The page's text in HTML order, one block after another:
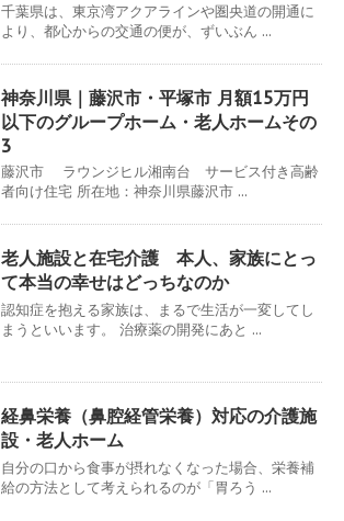
千葉県は、東京湾アクアラインや圏央道の開通に
より、都心からの交通の便が、ずいぶん ...
神奈川県｜藤沢市・平塚市 月額15万円
以下のグループホーム・老人ホームその
3
藤沢市 ラウンジヒル湘南台 サービス付き高齢
者向け住宅 所在地：神奈川県藤沢市 ...
老人施設と在宅介護 本人、家族にとっ
て本当の幸せはどっちなのか
認知症を抱える家族は、まるで生活が一変してし
まうといいます。 治療薬の開発にあと ...
経鼻栄養（鼻腔経管栄養）対応の介護施
設・老人ホーム
自分の口から食事が摂れなくなった場合、栄養補
給の方法として考えられるのが「胃ろう ...